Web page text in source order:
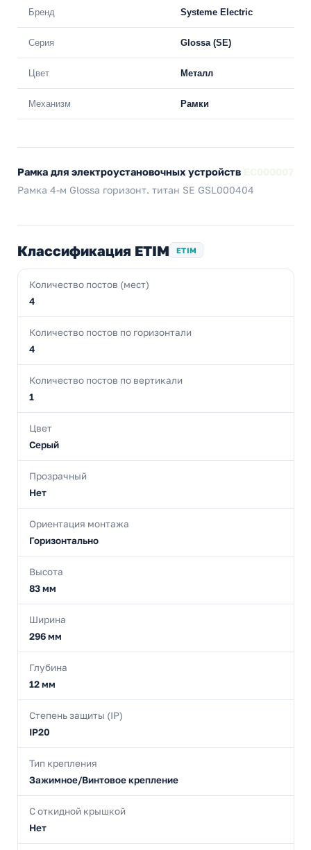
Бренд Systeme Electric
Серия Glossa (SE)
Цвет Металл
Механизм Рамки
Рамка для электроустановочных устройств
Рамка 4-м Glossa горизонт. титан SE GSL000404
Классификация ETIM ETIM
Количество постов (мест)
4
Количество постов по горизонтали
4
Количество постов по вертикали
1
Цвет
Серый
Прозрачный
Нет
Ориентация монтажа
Горизонтально
Высота
83 мм
Ширина
296 мм
Глубина
12 мм
Степень защиты (IP)
IP20
Тип крепления
Зажимное/Винтовое крепление
С откидной крышкой
Нет